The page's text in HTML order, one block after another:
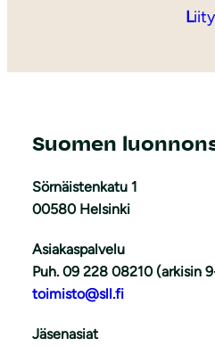
Liity
Suomen
Sörnäistenkatu 1
00580 Helsinki
Asiakaspalvelu
Puh. 09 228 08210 (arkisin
toimisto@sll.fi
Jäsenasiat